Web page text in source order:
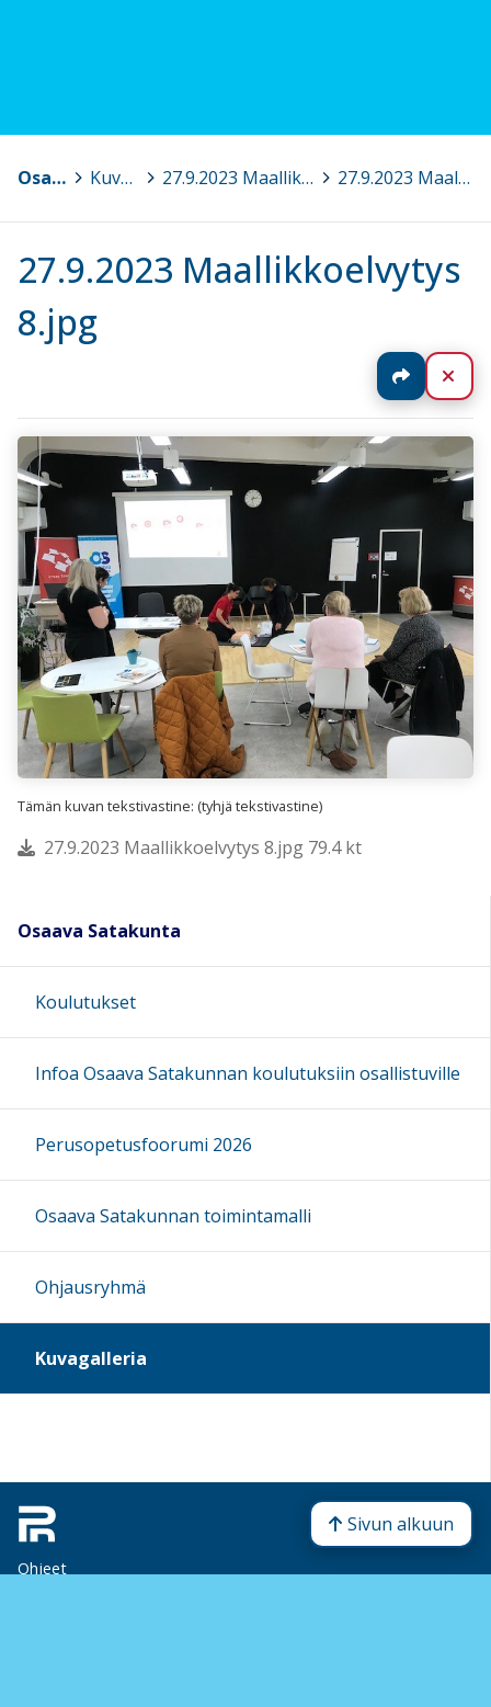
Osaava Satakunta Kuvagalleria > 27.9.2023 Maallikkoelvytyksestä kansalaistaito – tietoa ja tukea maallikkoelvytyksestä, Pori > 27.9.2023 Maallikkoelvytys 8.jpg
27.9.2023 Maallikkoelvytys
8.jpg
Jaa
Tämän kuvan tekstivastine: (tyhjä tekstivastine)
27.9.2023 Maallikkoelvytys 8.jpg 79.4 kt
Osaava Satakunta
Koulutukset
Infoa Osaava Satakunnan koulutuksiin osallistuville
Perusopetusfoorumi 2026
Osaava Satakunnan toimintamalli
Ohjausryhmä
Kuvagalleria
Ohjeet
Sivun alkuun